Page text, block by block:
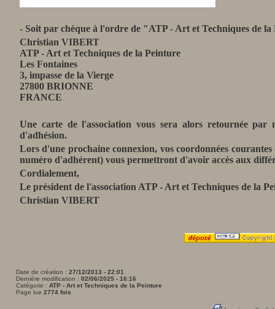
- Soit par chèque à l'ordre de "ATP - Art et Techniques de la
Christian VIBERT
ATP - Art et Techniques de la Peinture
Les Fontaines
3, impasse de la Vierge
27800 BRIONNE
FRANCE
Une carte de l'association vous sera alors retournée
d'adhésion.
Lors d'une prochaine connexion, vos coordonnées
numéro d'adhérent) vous permettront d'avoir accès aux
Cordialement,
Le président de l'association ATP - Art et Techniques de la
Christian VIBERT
Date de création : 27/12/2013 - 22:01
Dernière modification : 02/06/2025 - 16:16
Catégorie : ATP - Art et Techniques de la Peinture
Page lue 2774 fois